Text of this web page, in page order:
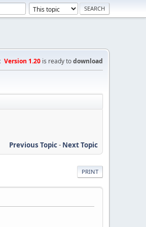
Version 1.20 is ready todownload
Previous Topic- Next Topic
PRINT